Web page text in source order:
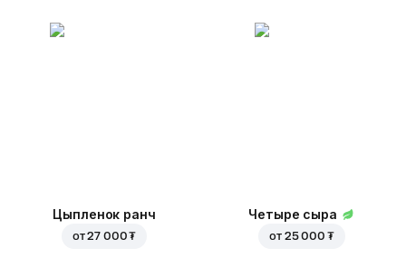
Цыпленок ранч
от27 000 ₮
Четыре сыра
от 25 000 ₮